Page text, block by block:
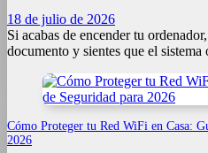
18 de julio de 2026
Si acabas de encender tu
documento y sientes que el sistema
Cómo Proteger tu Red WiFi en Casa:
2026